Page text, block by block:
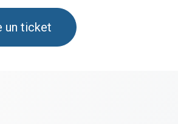
un ticket